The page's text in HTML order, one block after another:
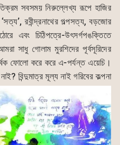
সবসময় নিরুল্লেখ্য রূপে হাজির
রবীন্দ্রনাথের গল্পসত্য, বড়জোর
এবং চিঠিপত্রে-উৎসর্গপঙক্তিতে
সাধু গোলাম মুরশিদের পূর্বসূরিদের
ফোলো করে করে এ-পর্যন্ত এয়েচি।
বিন্দুমাত্র মূল্য নাই গরিবের কল্পনা